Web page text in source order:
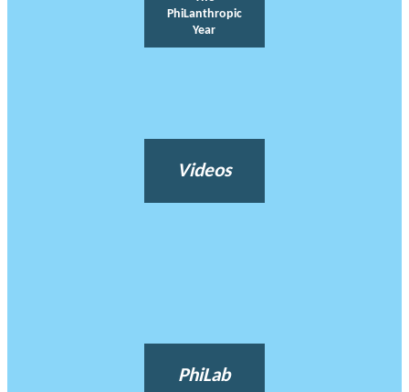
PhiLanthropic
Year
Videos
PhiLab